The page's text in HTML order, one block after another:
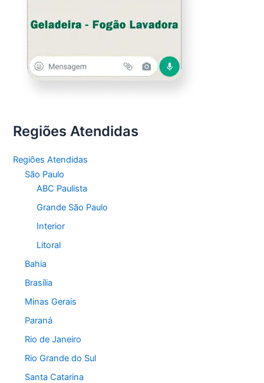
Regiões Atendidas
Regiões Atendidas
São Paulo
ABC Paulista
Grande São Paulo
Interior
Litoral
Bahia
Brasília
Minas Gerais
Paraná
Rio de Janeiro
Rio Grande do Sul
Santa Catarina